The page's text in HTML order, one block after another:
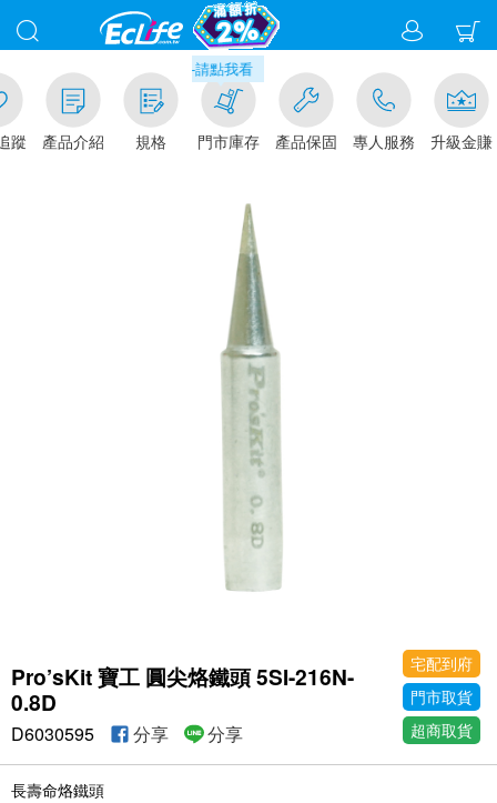
00
加入追蹤 產品介紹 規格
取貨現折1%(部分商品不適用)-請點我看
門市庫存 產品保固 專人服務 升
Pro’sKit 寶工 圓尖烙鐵頭 5SI-216N-
0.8D
宅配到府
門市取貨
超商取貨
D6030595 分享 分享
長壽命烙鐵頭